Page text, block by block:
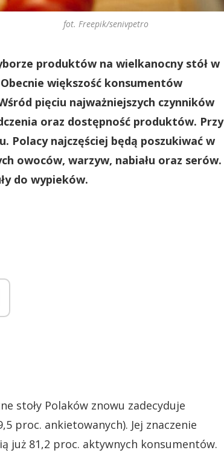
fot. Freepik/senivpetro
produktów na wielkanocny stół w
większość konsumentów
pięciu najważniejszych czynników
oraz dostępność produktów. Przy
Polacy najczęściej będą poszukiwać w
owoców, warzyw, nabiału oraz serów.
do wypieków.
stoły Polaków znowu zadecyduje
proc. ankietowanych). Jej znaczenie
już 81,2 proc. aktywnych konsumentów.